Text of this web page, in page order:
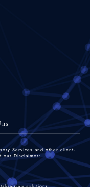
Services and other client-
our Disclaimer: